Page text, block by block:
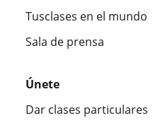
Tusclases en el mundo
Sala de prensa
Únete
Dar clases particulares